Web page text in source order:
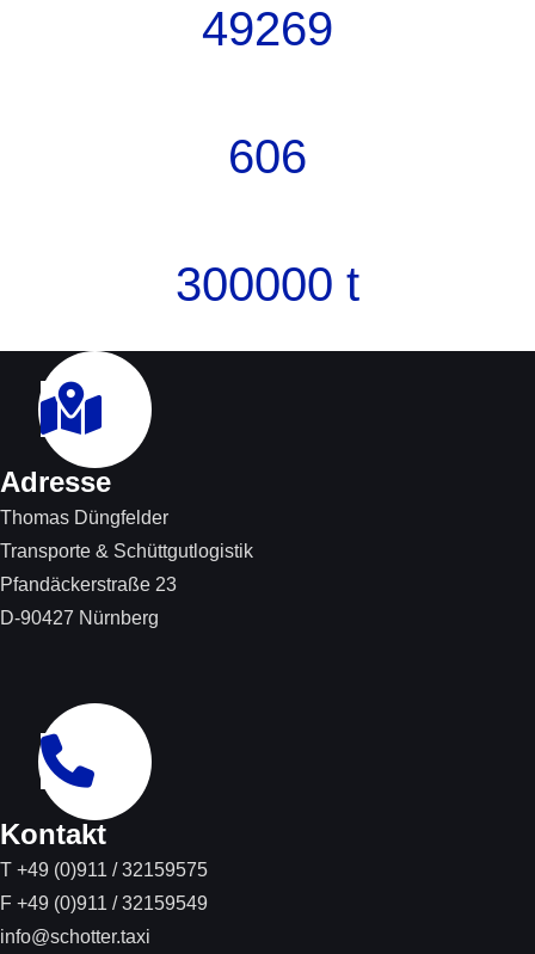
49269
606
300000 t
Adresse
Thomas Düngfelder
Transporte & Schüttgutlogistik
Pfandäckerstraße 23
D-90427 Nürnberg
Kontakt
T +49 (0)911 / 32159575
F +49 (0)911 / 32159549
info@schotter.taxi